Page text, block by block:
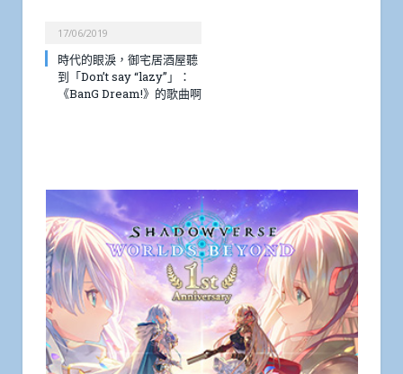
17/06/2019
時代的眼淚，御宅居酒屋聽
到「Don’t say “lazy”」：
《BanG Dream!》的歌曲啊